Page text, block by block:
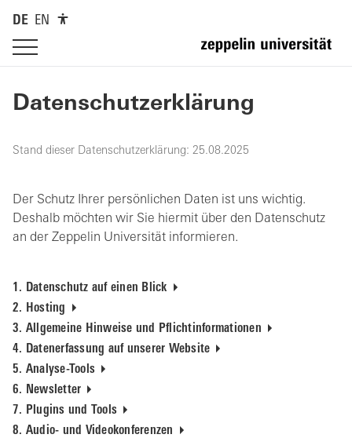
DE EN
Datenschutzerklärung
Stand dieser Datenschutzerklärung: 25.08.2025
Der Schutz Ihrer persönlichen Daten ist uns wichtig.
Deshalb möchten wir Sie hiermit über den Datenschutz
an der Zeppelin Universität informieren.
1. Datenschutz auf einen Blick
2. Hosting
3. Allgemeine Hinweise und Pflichtinformationen
4. Datenerfassung auf unserer Website
5. Analyse-Tools
6. Newsletter
7. Plugins und Tools
8. Audio- und Videokonferenzen